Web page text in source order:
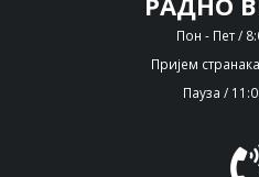
Пон - Пет /
Пријем
Пауза /